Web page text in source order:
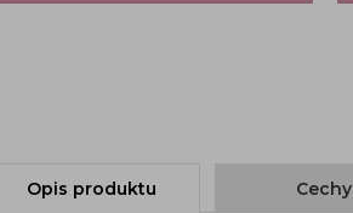
Opis produktu Cechy